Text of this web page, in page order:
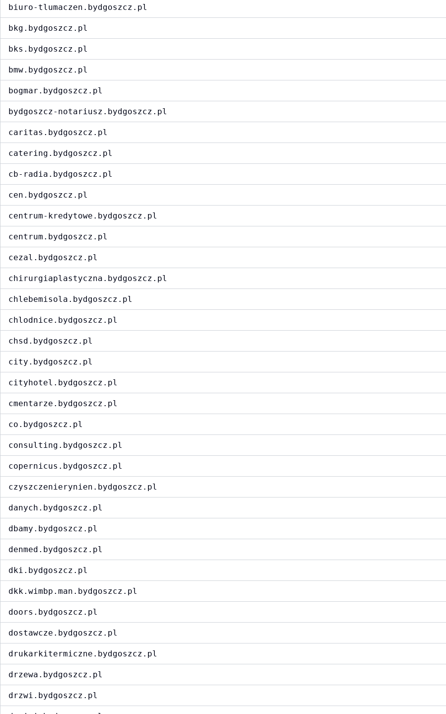
biuro-tlumaczen.bydgoszcz.pl
bkg.bydgoszcz.pl
bks.bydgoszcz.pl
bmw.bydgoszcz.pl
bogmar.bydgoszcz.pl
bydgoszcz-notariusz.bydgoszcz.pl
caritas.bydgoszcz.pl
catering.bydgoszcz.pl
cb-radia.bydgoszcz.pl
cen.bydgoszcz.pl
centrum-kredytowe.bydgoszcz.pl
centrum.bydgoszcz.pl
cezal.bydgoszcz.pl
chirurgiaplastyczna.bydgoszcz.pl
chlebemisola.bydgoszcz.pl
chlodnice.bydgoszcz.pl
chsd.bydgoszcz.pl
city.bydgoszcz.pl
cityhotel.bydgoszcz.pl
cmentarze.bydgoszcz.pl
co.bydgoszcz.pl
consulting.bydgoszcz.pl
copernicus.bydgoszcz.pl
czyszczenierynien.bydgoszcz.pl
danych.bydgoszcz.pl
dbamy.bydgoszcz.pl
denmed.bydgoszcz.pl
dki.bydgoszcz.pl
dkk.wimbp.man.bydgoszcz.pl
doors.bydgoszcz.pl
dostawcze.bydgoszcz.pl
drukarkitermiczne.bydgoszcz.pl
drzewa.bydgoszcz.pl
drzwi.bydgoszcz.pl